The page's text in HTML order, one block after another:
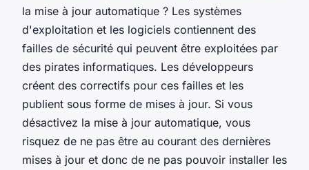
la mise à jour automatique ? Les systèmes
d'exploitation et les logiciels contiennent des
failles de sécurité qui peuvent être exploitées par
des pirates informatiques. Les développeurs
créent des correctifs pour ces failles et les
publient sous forme de mises à jour. Si vous
désactivez la mise à jour automatique, vous
risquez de ne pas être au courant des dernières
mises à jour et donc de ne pas pouvoir installer les